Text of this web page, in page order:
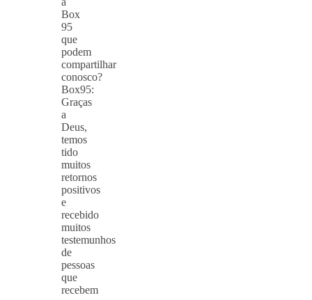
Box
95
que
podem
compartilhar
conosco?
Box95:
Graças
a
Deus,
temos
tido
muitos
retornos
positivos
e
recebido
muitos
testemunhos
de
pessoas
que
recebem